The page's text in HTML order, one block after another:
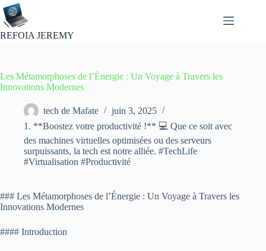
Passer
au
contenu
REFOIA JEREMY
Les Métamorphoses de l’Énergie : Un Voyage à Travers les
Innovations Modernes
tech de Mafate
juin 3, 2025
1. **Boostez votre productivité !** 💻 Que ce soit avec
des machines virtuelles optimisées ou des serveurs
surpuissants, la tech est notre alliée. #TechLife
#Virtualisation #Productivité
### Les Métamorphoses de l’Énergie : Un Voyage à Travers les
Innovations Modernes
#### Introduction